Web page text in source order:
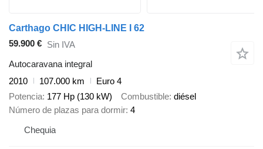
Carthago CHIC HIGH-LINE I 62
59.900 € Sin IVA
Autocaravana integral
2010
107.000 km
Euro 4
Potencia 177 Hp (130 kW) Combustible diésel
Número de plazas para dormir 4
Chequia